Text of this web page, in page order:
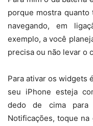
porque mostra
navegando, em
exemplo, a você
precisa ou não levar o
Para ativar os widgets
seu iPhone esteja
dedo de cima
Notificações, toque na